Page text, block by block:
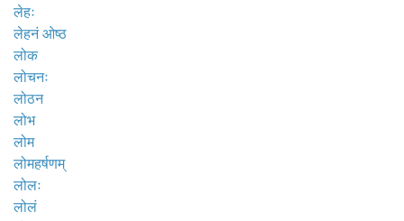
लेहः
लेहनं ओष्ठ
लोक
लोचनः
लोठन
लोभ
लोम
लोमहर्षणम्
लोलः
लोलं